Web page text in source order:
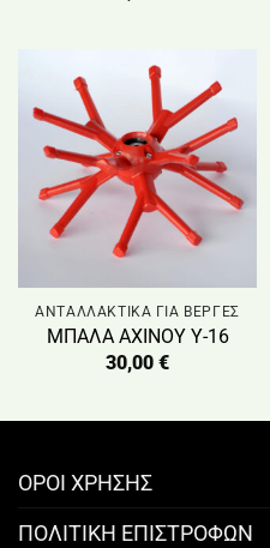
ΑΝΤΑΛΛΑΚΤΙΚΑ ΓΙΑ ΒΕΡΓΕΣ
ΜΠΑΛΑ ΑΧΙΝΟΥ Υ-16
30,00 €
ΟΡΟΙ ΧΡΗΣΗΣ
ΠΟΛΙΤΙΚΗ ΕΠΙΣΤΡΟΦΩΝ